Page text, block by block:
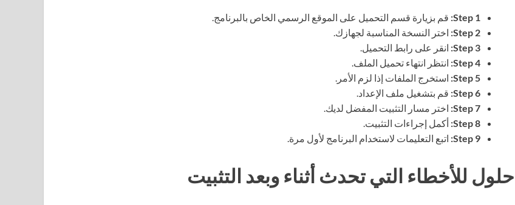
Step 1: قم بزيارة قسم التحميل على الموقع الرسمي الخاص بالبرنامج.
Step 2: اختر النسخة المناسبة لجهازك.
Step 3: انقر على رابط التحميل.
Step 4: انتظر انتهاء تحميل الملف.
Step 5: استخرج الملفات إذا لزم الأمر.
Step 6: قم بتشغيل ملف الإعداد.
Step 7: اختر مسار التثبيت المفضل لديك.
Step 8: أكمل إجراءات التثبيت.
Step 9: اتبع التعليمات لاستخدام البرنامج لأول مرة.
حلول للأخطاء التي تحدث أثناء وبعد التثبيت